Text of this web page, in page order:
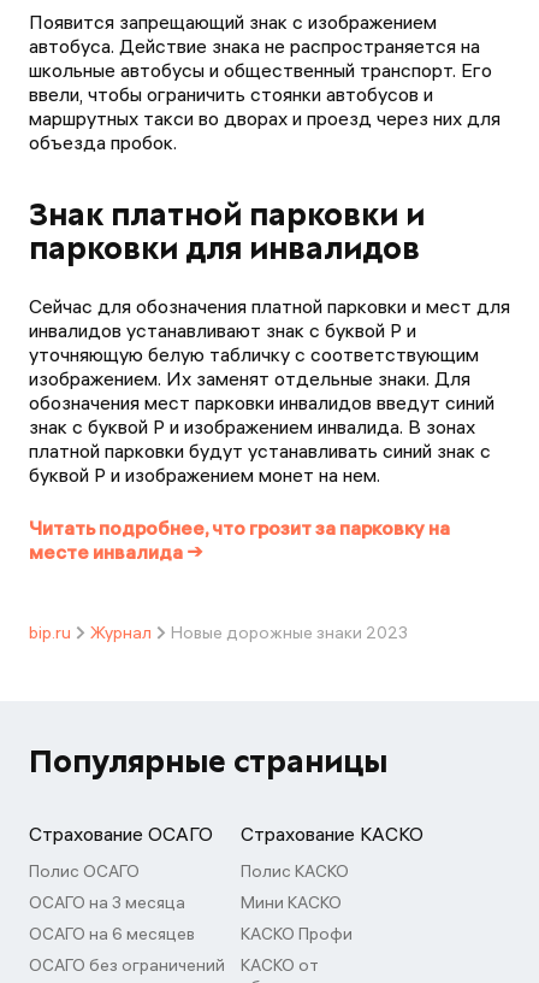
Появится запрещающий знак с изображением
автобуса. Действие знака не распространяется на
школьные автобусы и общественный транспорт. Его
ввели, чтобы ограничить стоянки автобусов и
маршрутных такси во дворах и проезд через них для
объезда пробок.
Знак платной парковки и
парковки для инвалидов
Сейчас для обозначения платной парковки и мест для
инвалидов устанавливают знак с буквой Р и
уточняющую белую табличку с соответствующим
изображением. Их заменят отдельные знаки. Для
обозначения мест парковки инвалидов введут синий
знак с буквой Р и изображением инвалида. В зонах
платной парковки будут устанавливать синий знак с
буквой Р и изображением монет на нем.
Читать подробнее, что грозит за парковку на
месте инвалида →
bip.ru Журнал Новые дорожные знаки 2023
Популярные страницы
Страхование ОСАГО
Полис ОСАГО
ОСАГО на 3 месяца
ОСАГО на 6 месяцев
ОСАГО без ограничений
Страхование КАСКО
Полис КАСКО
Мини КАСКО
КАСКО Профи
КАСКО от